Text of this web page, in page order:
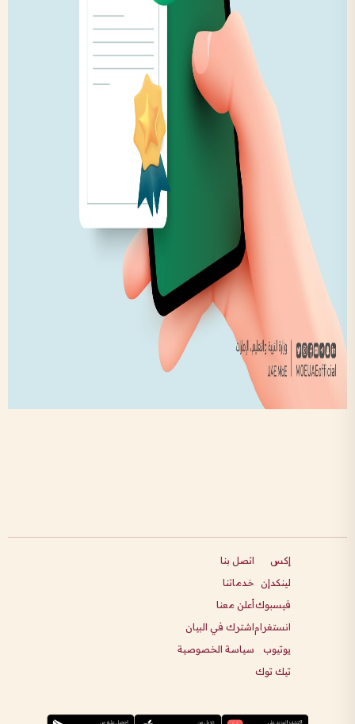
إكس
لينكدإن
فيسبوك
انستغرام
يوتيوب
تيك توك
اتصل بنا
خدماتنا
أعلن معنا
اشترك في البيان
سياسة الخصوصية